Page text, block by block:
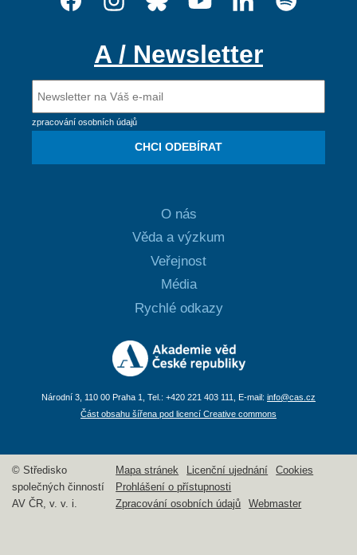
A / Newsletter
zpracování osobních údajů
CHCI ODEBÍRAT
O nás
Věda a výzkum
Veřejnost
Média
Rychlé odkazy
Národní 3, 110 00 Praha 1, Tel.: +420 221 403 111, E-mail: info@cas.cz
Část obsahu šířena pod licencí Creative commons
© Středisko
společných činností
AV ČR, v. v. i.
Mapa stránek Licenční ujednání
Cookies
Prohlášení o přístupnosti
Zpracování osobních údajů
Webmaster